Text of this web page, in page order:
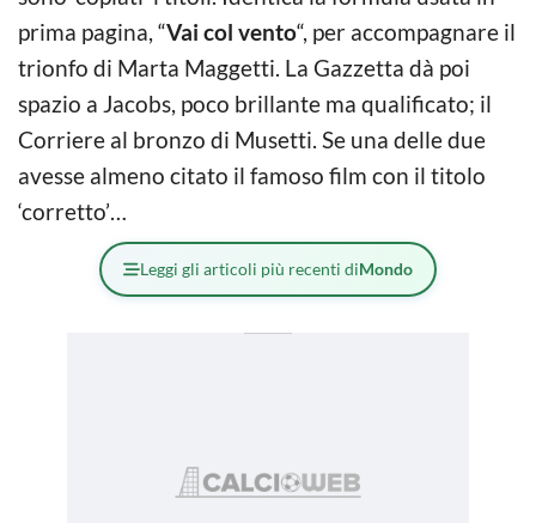
prima pagina, “Vai col vento“, per accompagnare il
trionfo di Marta Maggetti. La Gazzetta dà poi
spazio a Jacobs, poco brillante ma qualificato; il
Corriere al bronzo di Musetti. Se una delle due
avesse almeno citato il famoso film con il titolo
‘corretto’…
Leggi gli articoli più recenti diMondo